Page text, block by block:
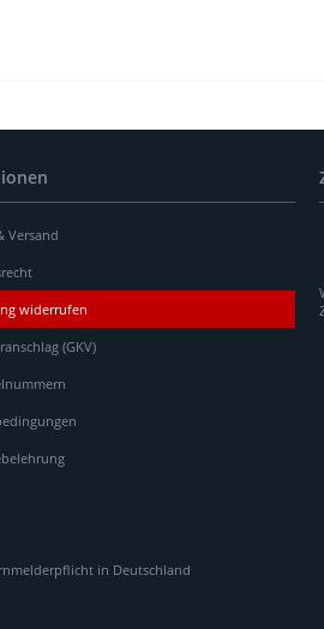
Versand
widerrufen
(GKV)
in Deutschland